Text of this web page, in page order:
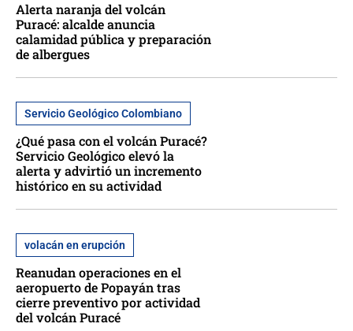
Alerta naranja del volcán
Puracé: alcalde anuncia
calamidad pública y preparación
de albergues
Servicio Geológico Colombiano
¿Qué pasa con el volcán Puracé?
Servicio Geológico elevó la
alerta y advirtió un incremento
histórico en su actividad
volacán en erupción
Reanudan operaciones en el
aeropuerto de Popayán tras
cierre preventivo por actividad
del volcán Puracé